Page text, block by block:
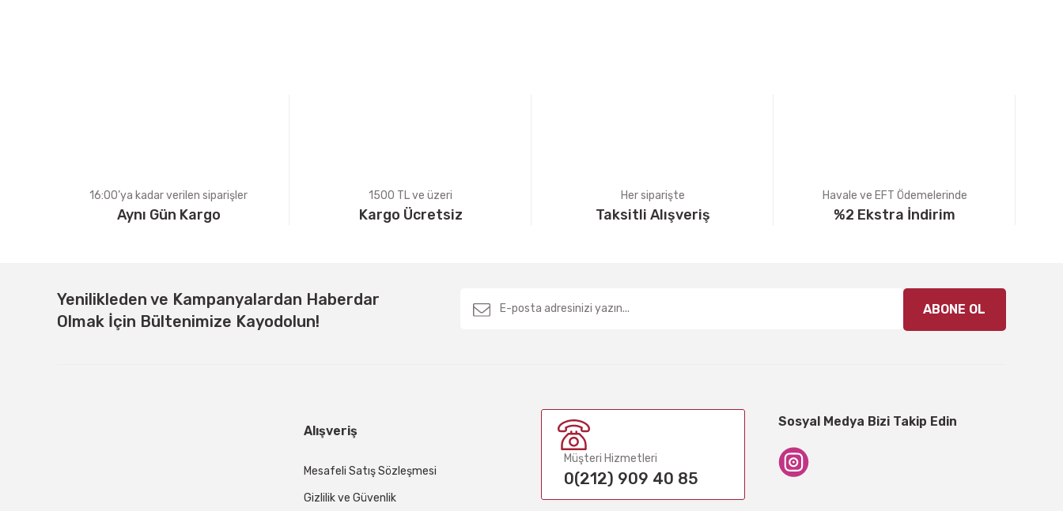
16:00’ya kadar verilen siparişler
Aynı Gün Kargo
1500 TL ve üzeri
Kargo Ücretsiz
Her siparişte
Taksitli Alışveriş
Havale ve EFT Ödemelerinde
%2 Ekstra İndirim
Yenilikleden ve Kampanyalardan Haberdar
Olmak İçin Bültenimize Kayodolun!
ABONE OL
Alışveriş
Mesafeli Satış Sözleşmesi
Gizlilik ve Güvenlik
Müşteri Hizmetleri
0(212) 909 40 85
Sosyal Medya Bizi Takip Edin